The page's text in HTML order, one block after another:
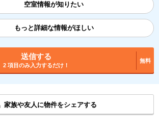
空室情報が知りたい
もっと詳細な情報がほしい
送信する
2 項目のみ入力するだけ！
無料
家族や友人に物件をシェアする